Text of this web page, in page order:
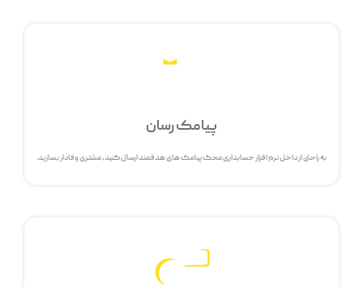
پیامک رسان
به راحتی از داخل نرم افزار حسابداری محک پیامک های هدفمند ارسال کنید، مشتری وفادار بسازید.